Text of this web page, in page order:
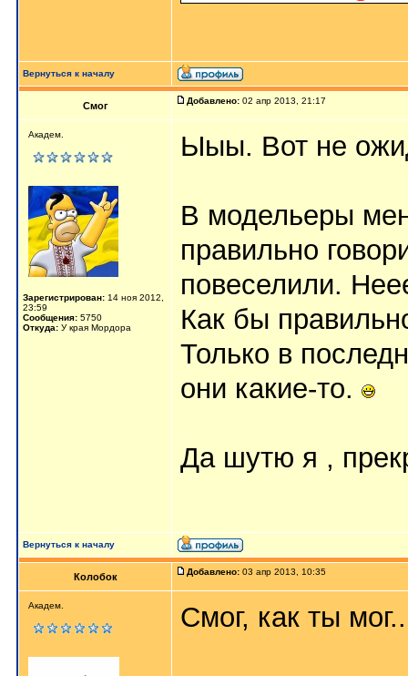
Вернуться к началу
Смог Добавлено: 02 апр 2013, 21:17
Академ.
Зарегистрирован: 14 ноя 2012,
23:59
Сообщения: 5750
Откуда: У края Мордора
Ыыы. Вот не
В модельеры
правильно
повеселили.
Как бы
Только в
они какие-то.
Да шутю я ,
Вернуться к началу
Колобок Добавлено: 03 апр 2013, 10:35
Академ. Смог, как ты